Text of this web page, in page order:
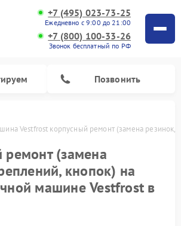
+7 (495) 023-73-25
Ежедневно с 9:00 до 21:00
+7 (800) 100-33-26
Звонок бесплатный по РФ
Позвонить
Vestfrost корпусный ремонт (замена резинок,
ремонт (замена
кнопок) на
машине Vestfrost в